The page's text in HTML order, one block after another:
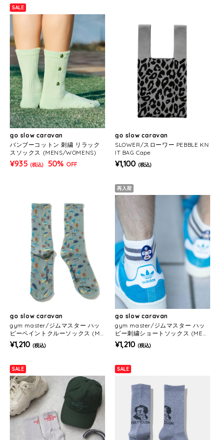
SALE
go slow caravan
バンブーコットン 刺繍 リラック
スソックス (MENS/WOMENS)
¥935 (税込) 50% OFF
go slow caravan
SLOWER/スローワー PEBBLE KN
IT BAG Cape
¥1,100 (税込)
go slow caravan
gym master/ジムマスター ハッ
ピーペイントクルーソックス (ME
NS/WOMENS)
¥1,210 (税込)
再入荷
go slow caravan
gym master/ジムマスター ハッ
ピー刺繍ショートソックス (MEN
S/WOMENS)
¥1,210 (税込)
SALE SALE